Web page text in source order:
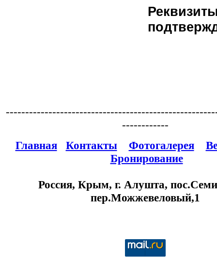
------------
Главная
Контакты Фотогалерея
Бронирование
Россия, Крым, г. Алушта,
пер.Можжевеловый,1